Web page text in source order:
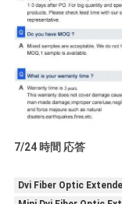
7/24 時間 応答
Dvi Fiber Optic